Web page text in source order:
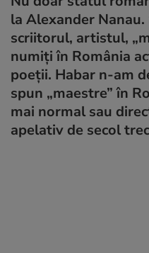
la Alexander
scriitorul, artistul,
numiți în România
poeții. Habar n-am
spun „maestre” în
mai normal sau
apelativ de secol